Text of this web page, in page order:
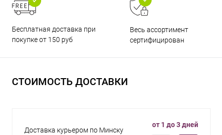
Бесплатная доставка при
покупке от 150 руб
Весь ассортимент
сертифицирован
СТОИМОСТЬ ДОСТАВКИ
Доставка курьером по Минску
от 1 до 3 дней